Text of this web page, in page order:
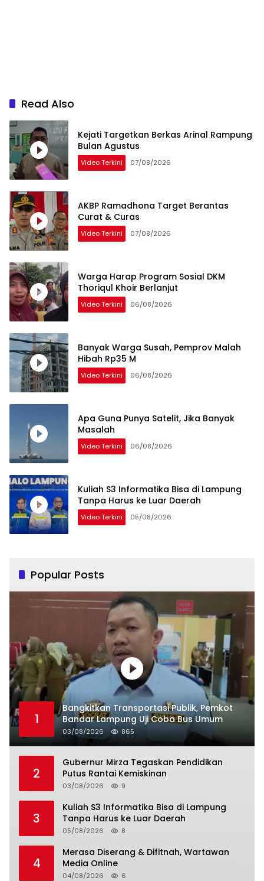
Read Also
Kejati Targetkan Berkas Arinal Rampung
Bulan Agustus
Video Terkini 07/08/2026
AKBP Ramadhona Target Berantas
Curat & Curas
Video Terkini 07/08/2026
Warga Harap Program Sosial DKM
Thoriqul Khoir Berlanjut
Video Terkini 06/08/2026
Banyak Warga Susah, Pemprov Malah
Hibah Rp35 M
Video Terkini 06/08/2026
Apa Guna Punya Satelit, Jika Banyak
Masalah
Video Terkini 06/08/2026
Kuliah S3 Informatika Bisa di Lampung
Tanpa Harus ke Luar Daerah
Video Terkini 05/08/2026
Popular Posts
1
Bangkitkan Transportasi Publik, Pemkot
Bandar Lampung Uji Coba Bus Umum
03/08/2026 865
2
Gubernur Mirza Tegaskan Pendidikan
Putus Rantai Kemiskinan
03/08/2026 9
3
Kuliah S3 Informatika Bisa di Lampung
Tanpa Harus ke Luar Daerah
05/08/2026 8
4
Merasa Diserang & Difitnah, Wartawan
Media Online
04/08/2026 6